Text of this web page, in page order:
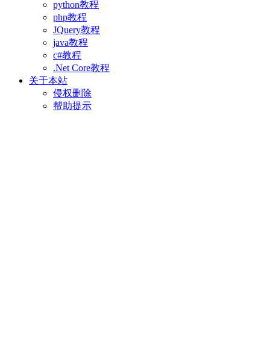
python教程
php教程
JQuery教程
java教程
c#教程
.Net Core教程
关于本站
侵权删除
帮助提示